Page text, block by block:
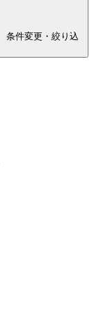
条件変更・絞り込